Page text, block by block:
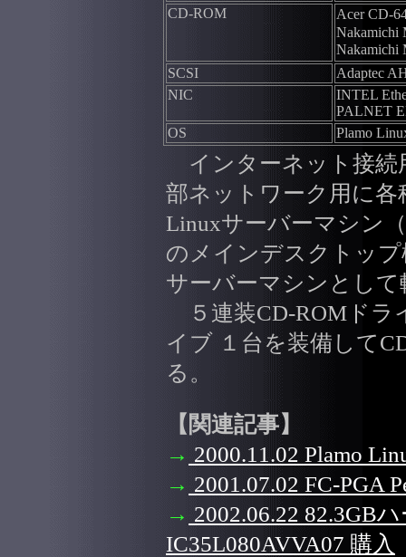
CD-ROM
Acer CD-
Nakamichi
Nakamichi
SCSI
Adaptec
NIC
INTEL
PALNET
OS
Plamo
インターネット接続
部ネットワーク用に
Linuxサーバーマシン
のメインデスクトップ
サーバーマシンとして
５連装CD-ROMドラ
イブ １台を装備して
る。
【関連記事】
→ 2000.11.02 Plamo
→ 2001.07.02 FC-PGA
→ 2002.06.22 82.3GB
IC35L080AVVA07 購入